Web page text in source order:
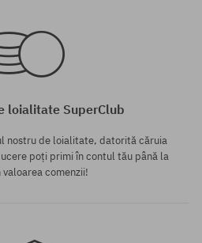
loialitate SuperClub
nostru de loialitate, datorită căruia
poți primi în contul tău până la
comenzii!